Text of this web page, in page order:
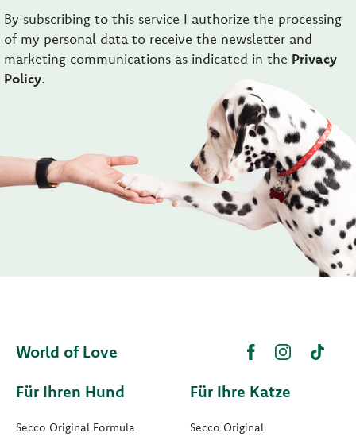
By subscribing to this service I authorize the processing
of my personal data to receive the newsletter and
marketing communications as indicated in the Privacy
Policy.
World of Love
Für Ihren Hund
Secco Original Formula
Für Ihre Katze
Secco Original